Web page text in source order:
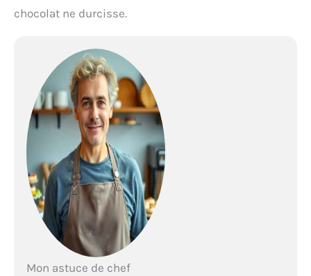
chocolat ne durcisse.
Mon astuce de chef